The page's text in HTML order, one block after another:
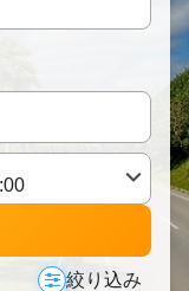
絞り込み